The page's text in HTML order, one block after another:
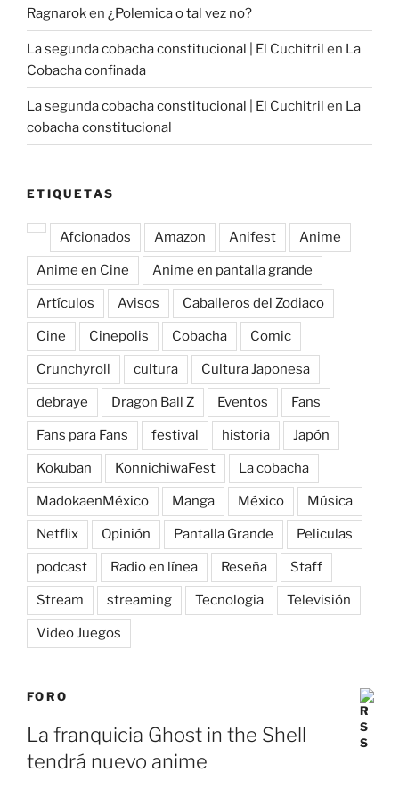
Ragnaroken ¿Polemica o tal vez no?
La segunda cobacha constitucional | El Cuchitril en La
Cobacha confinada
La segunda cobacha constitucional | El Cuchitril en La
cobacha constitucional
ETIQUETAS
Afcionados Amazon Anifest Anime
Anime en Cine Anime en pantalla grande
Artículos Avisos Caballeros del Zodiaco
Cine Cinepolis Cobacha Comic
Crunchyroll cultura Cultura Japonesa
debraye Dragon Ball Z Eventos Fans
Fans para Fans festival historia Japón
Kokuban KonnichiwaFest La cobacha
MadokaenMéxico Manga México Música
Netflix Opinión Pantalla Grande Peliculas
podcast Radio en línea Reseña Staff
Stream streaming Tecnologia Televisión
Video Juegos
FORO
La franquicia Ghost in the Shell
tendrá nuevo anime